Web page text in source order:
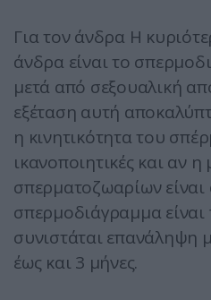
Για τον άνδρα Η
άνδρα είναι το
μετά από σεξουαλική
εξέταση αυτή
η κινητικότητα του
ικανοποιητικές και αν
σπερματοζωαρίων
σπερμοδιάγραμμα είναι
συνιστάται επανάληψη
έως και 3 μήνες.